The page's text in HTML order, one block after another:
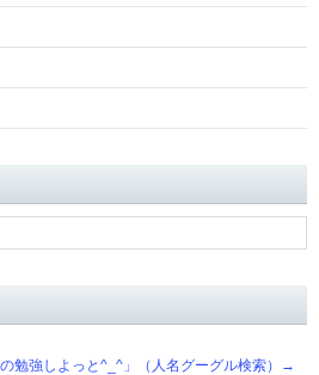
勉強しよっと^_^」（人名グーグル検索）→